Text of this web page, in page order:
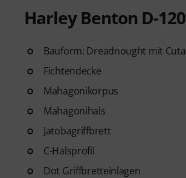
Harley Benton D-
Bauform: Dreadnought mit
Fichtendecke
Mahagonikorpus
Mahagonihals
Jatobagriffbrett
C-Halsprofil
Dot Griffbretteinlagen